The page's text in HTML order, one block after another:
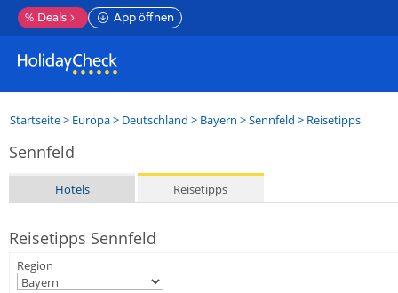
% Deals App öffnen
Startseite> Europa> Deutschland > Bayern >Sennfeld > Reisetipps
Sennfeld
Hotels Reisetipps
Reisetipps Sennfeld
Region